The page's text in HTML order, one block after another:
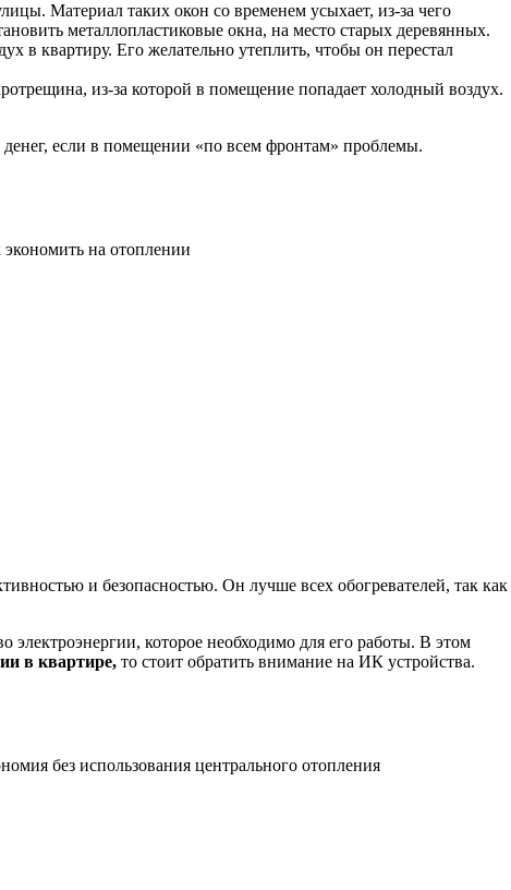
Материал таких окон со временем усыхает, из-за чего
металлопластиковые окна, на место старых деревянных.
в квартиру. Его желательно утеплить, чтобы он перестал
из-за которой в помещение попадает холодный воздух.
если в помещении «по всем фронтам» проблемы.
и безопасностью. Он лучше всех обогревателей, так как
электроэнергии, которое необходимо для его работы. В этом
в квартире, то стоит обратить внимание на ИК устройства.